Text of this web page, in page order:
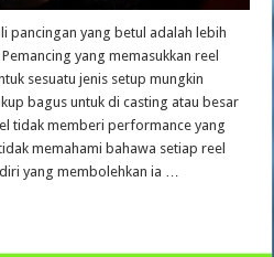
pancingan yang betul adalah lebih
yang memasukkan reel
sesuatu jenis setup mungkin
bagus untuk di casting atau besar
tidak memberi performance yang
memahami bahawa setiap reel
yang membolehkan ia …